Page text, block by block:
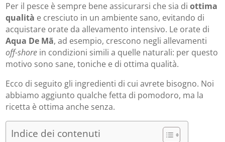
Per il pesce è sempre bene assicurarsi che sia diottima
qualità e cresciuto in un ambiente sano, evitando di
acquistare orate da allevamento intensivo. Le orate di
Aqua De Mã, ad esempio, crescono negli allevamenti
off-shore in condizioni simili a quelle naturali: per questo
motivo sono sane, toniche e di ottima qualità.
Ecco di seguito gli ingredienti di cui avrete bisogno. Noi
abbiamo aggiunto qualche fetta di pomodoro, ma la
ricetta è ottima anche senza.
Indice dei contenuti